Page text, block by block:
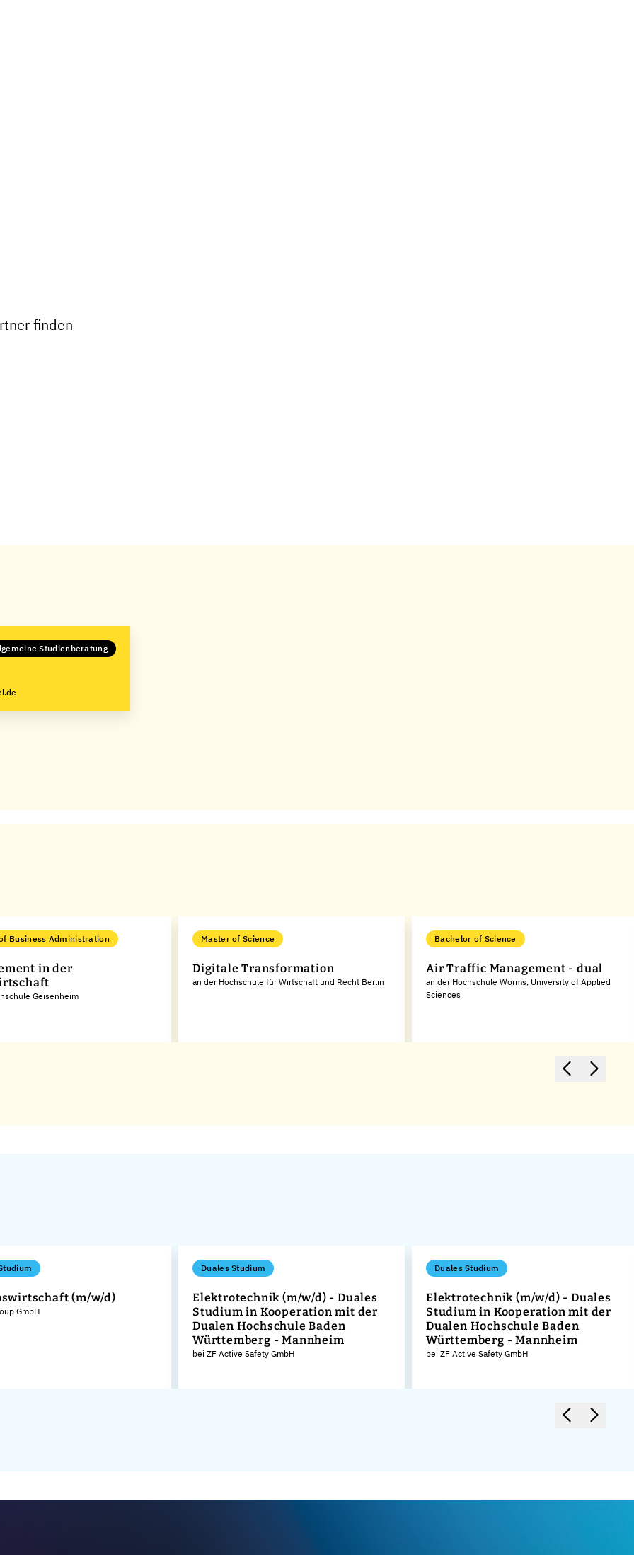
finden
Studienberatung
Business Administration
in der
Geisenheim
Master of Science
Digitale Transformation
an der Hochschule für Wirtschaft und Recht Berlin
Bachelor of Science
Air Traffic Management - dual
an der Hochschule Worms, University of Applied
Sciences
(m/w/d)
GmbH
Duales Studium
Elektrotechnik (m/w/d) - Duales
Studium in Kooperation mit der
Dualen Hochschule Baden
Württemberg - Mannheim
bei ZF Active Safety GmbH
Duales Studium
Elektrotechnik (m/w/d) - Duales
Studium in Kooperation mit der
Dualen Hochschule Baden
Württemberg - Mannheim
bei ZF Active Safety GmbH